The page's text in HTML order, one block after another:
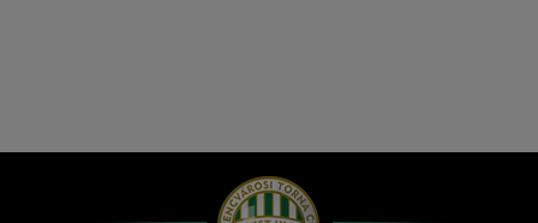
Hírek